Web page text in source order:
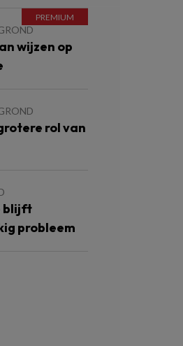
wijzen op
rol van
blijft
probleem